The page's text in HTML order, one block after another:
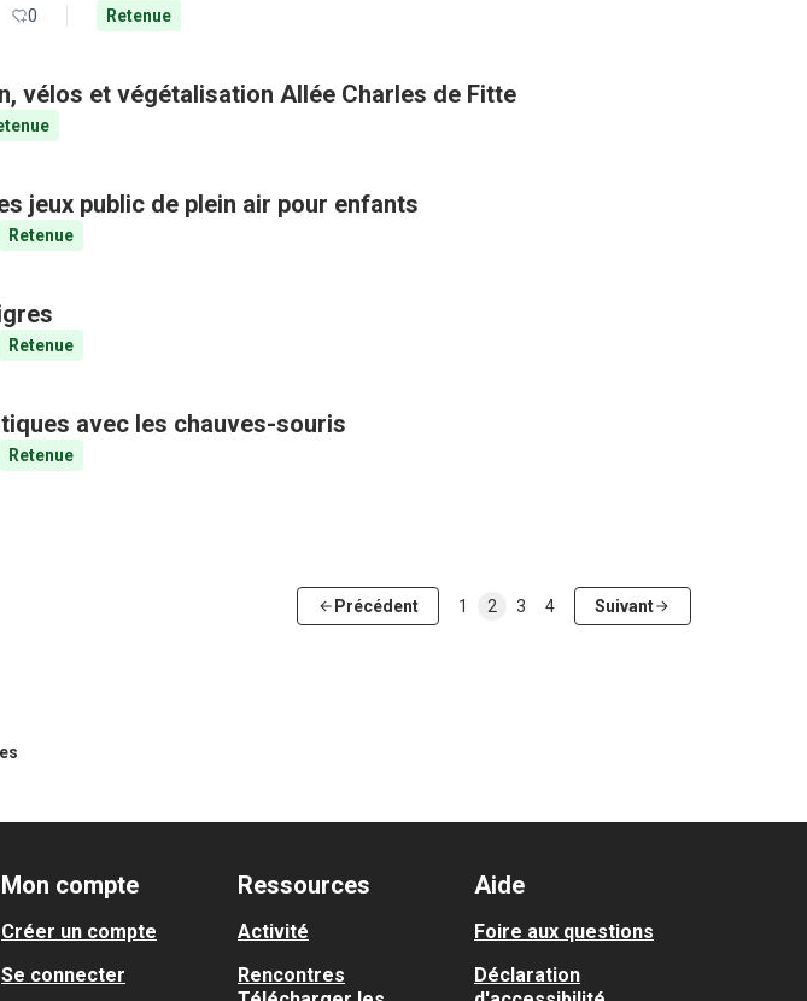
0 Retenue
vélos et végétalisation Allée Charles de Fitte
jeux public de plein air pour enfants
Retenue
Retenue
avec les chauves-souris
Retenue
Précédent 1 2 3 4 Suivant
Mon compte
Créer un compte
Se connecter
Ressources
Activité
Rencontres
Aide
Foire aux questions
Déclaration